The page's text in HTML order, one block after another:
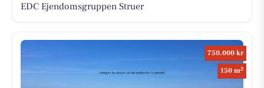
EDC Ejen­doms­grup­pen Struer
750.000 kr
150 m2